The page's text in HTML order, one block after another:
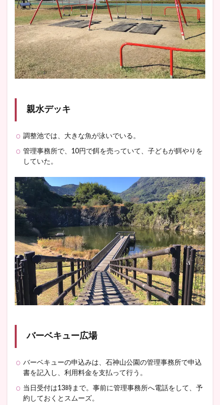
親水デッキ
調整池では、大きな魚が泳いでいる。
管理事務所で、10円で餌を売っていて、子どもが餌やりを
していた。
バーベキュー広場
バーベキューの申込みは、石神山公園の管理事務所で申込
書を記入し、利用料金を支払って行う。
当日受付は13時まで。事前に管理事務所へ電話をして、予
約しておくとスムーズ。